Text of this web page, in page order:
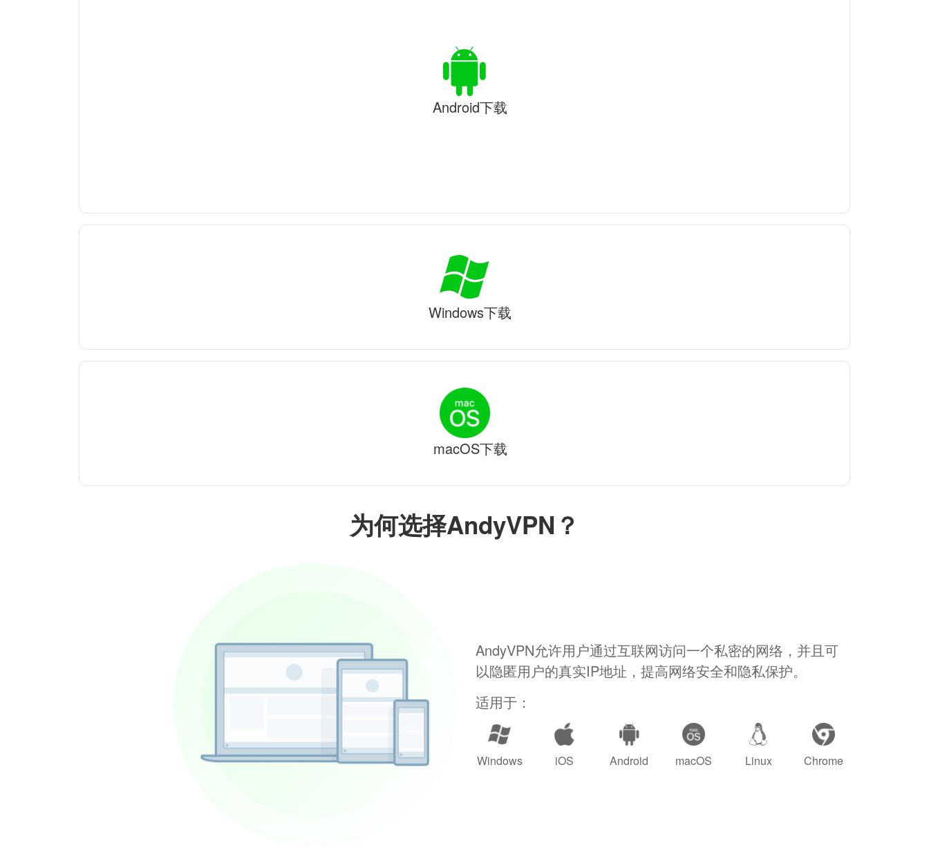
为何选择AndyVPN？
AndyVPN允许用户通过互联网访问一个私密的网络，并且可
以隐匿用户的真实IP地址，提高网络安全和隐私保护。
适用于：
Windows iOS Android macOS Linux Chrome
Android下载
Windows下载
macOS下载